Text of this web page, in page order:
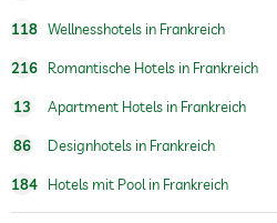
Fitnesskurse Yoga
Personaltrainer auf Anfrage
Wandern
Kinderspielecke
118 Wellnesshotels in Frankreich
216 Romantische Hotels in Frankreich
13 Apartment Hotels in Frankreich
86 Designhotels in Frankreich
184 Hotels mit Pool in Frankreich